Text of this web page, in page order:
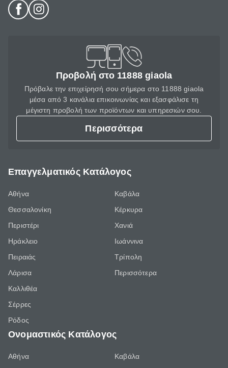
Προβολή στο 11888 giaola
Πρόβαλε την επιχείρησή σου σήμερα στο 11888 giaola
μέσα από 3 κανάλια επικοινωνίας και εξασφάλισε τη
μέγιστη προβολή των προϊόντων και υπηρεσιών σου.
Περισσότερα
Επαγγελματικός Κατάλογος
Αθήνα
Θεσσαλονίκη
Περιστέρι
Ηράκλειο
Πειραιάς
Λάρισα
Καλλιθέα
Σέρρες
Ρόδος
Καβάλα
Κέρκυρα
Χανιά
Ιωάννινα
Τρίπολη
Περισσότερα
Ονομαστικός Κατάλογος
Αθήνα Καβάλα